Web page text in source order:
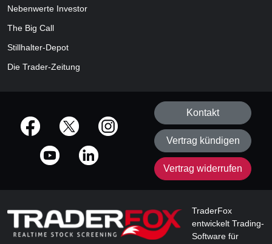
Nebenwerte Investor
The Big Call
Stillhalter-Depot
Die Trader-Zeitung
offizielle Social Media-Accounts
Kontakt
Vertrag kündigen
Vertrag widerrufen
TraderFox
entwickelt Trading-
Software für